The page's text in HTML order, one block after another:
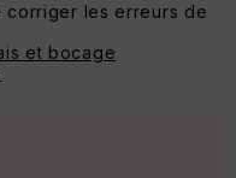
corriger les erreurs de
et bocage